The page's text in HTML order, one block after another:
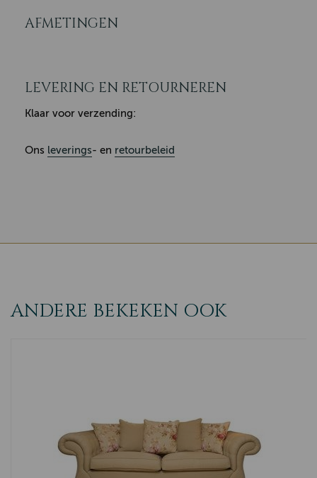
AFMETINGEN
LEVERING EN RETOURNEREN
Klaar voor verzending:
Ons leverings- en retourbeleid
ANDERE BEKEKEN OOK